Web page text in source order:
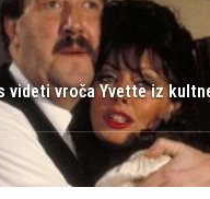
videti vroča Yvette iz